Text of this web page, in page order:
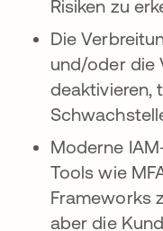
Risiken zu
Die
und/oder die
deaktivieren,
Moderne
Tools wie
Frameworks
aber die